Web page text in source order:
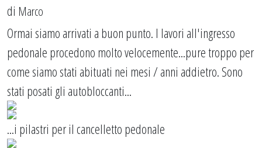
di Marco
Ormai siamo arrivati a buon punto. I lavori all'ingresso
pedonale procedono molto velocemente...pure troppo per
come siamo stati abituati nei mesi / anni addietro. Sono
stati posati gli autobloccanti...
...i pilastri per il cancelletto pedonale